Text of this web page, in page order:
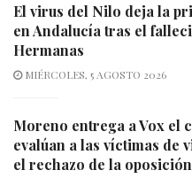
El virus del Nilo deja la
en Andalucía tras el
Hermanas
MIÉRCOLES, 5 AGOSTO 2026
Moreno entrega a Vox el
evalúan a las víctimas de
el rechazo de la